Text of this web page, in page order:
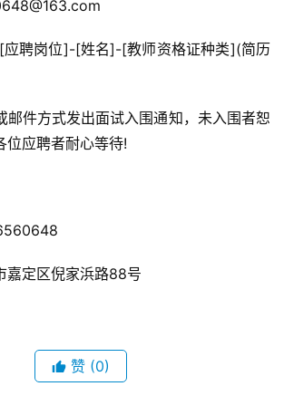
应聘岗位]-[姓名]-[教师资格证种类](简历
邮件方式发出面试入围通知，未入围者恕
位应聘者耐心等待!
嘉定区倪家浜路88号
赞 (0)